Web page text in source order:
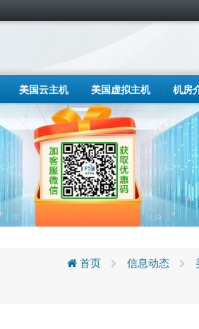
美国云主机 美国虚拟主机 机房
首页 信息动态